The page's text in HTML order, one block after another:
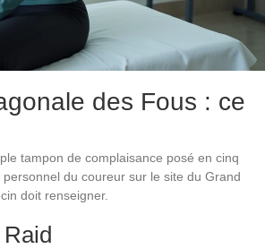
des Fous : ce
tampon de complaisance posé en cinq
du coureur sur le site du Grand
doit renseigner.